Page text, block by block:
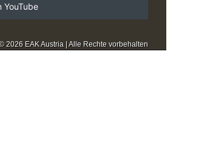
YouTube
2026 EAK Austria | Alle Rechte vorbehalten